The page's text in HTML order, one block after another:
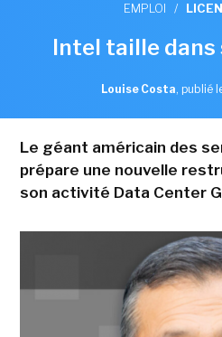
EMPLOI /
Intel taille
Louise Costa, publié
Le géant américain des
prépare une nouvelle
son activité Data Center